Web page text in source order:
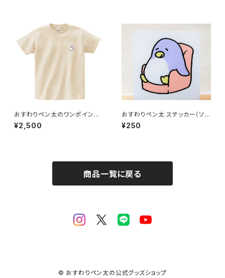
おすわりペン太のワンポイントT
シャツ ライトベージュ
¥2,500
おすわりペン太 ステッカー（ソフ
ァ）
¥250
商品一覧に戻る
© おすわりペン太の公式グッズショップ